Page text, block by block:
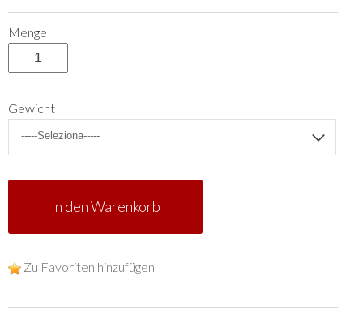
Menge
Gewicht
In den Warenkorb
Zu Favoriten hinzufügen